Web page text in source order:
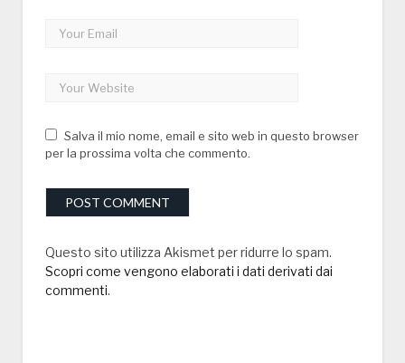
Salva il mio nome, email e sito web in questo browser
per la prossima volta che commento.
Questo sito utilizza Akismet per ridurre lo spam.
Scopri come vengono elaborati i dati derivati dai
commenti.